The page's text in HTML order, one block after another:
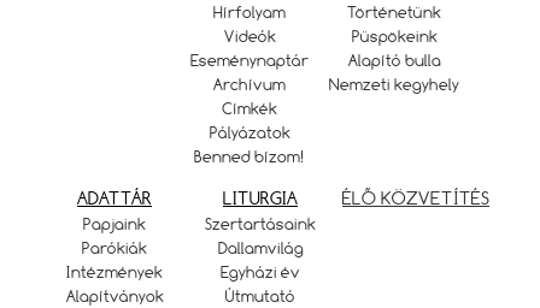
Hírfolyam
Videók
Eseménynaptár
Archívum
Címkék
Pályázatok
Benned bízom!
Történetünk
Püspökeink
Alapító bulla
Nemzeti kegyhely
ADATTÁR
Papjaink
Parókiák
Intézmények
Alapítványok
LITURGIA
Szertartásaink
Dallamvilág
Egyházi év
Útmutató
ÉLŐ KÖZVETÍTÉS